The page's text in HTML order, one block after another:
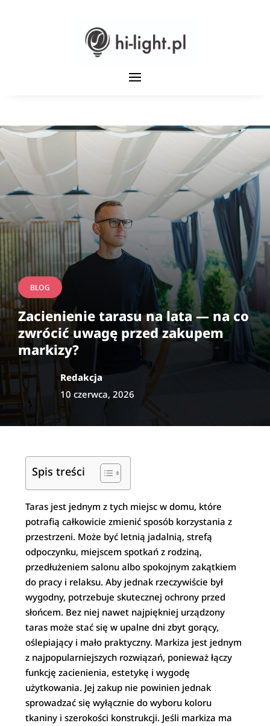
BLOG
Zacienienie tarasu na lata — na co
zwrócić uwagę przed zakupem
markizy?
Redakcja
10 czerwca, 2026
Spis treści
Taras jest jednym z tych miejsc w domu, które
potrafią całkowicie zmienić sposób korzystania z
przestrzeni. Może być letnią jadalnią, strefą
odpoczynku, miejscem spotkań z rodziną,
przedłużeniem salonu albo spokojnym zakątkiem
do pracy i relaksu. Aby jednak rzeczywiście był
wygodny, potrzebuje skutecznej ochrony przed
słońcem. Bez niej nawet najpiękniej urządzony
taras może stać się w upalne dni zbyt gorący,
oślepiający i mało praktyczny. Markiza jest jednym
z najpopularniejszych rozwiązań, ponieważ łączy
funkcję zacienienia, estetykę i wygodę
użytkowania. Jej zakup nie powinien jednak
sprowadzać się wyłącznie do wyboru koloru
tkaniny i szerokości konstrukcji. Jeśli markiza ma